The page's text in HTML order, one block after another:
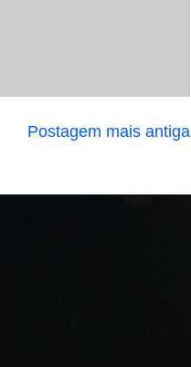
Postagem mais antiga